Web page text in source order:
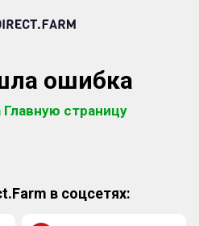
ошибка
Главную страницу
в соцсетях: